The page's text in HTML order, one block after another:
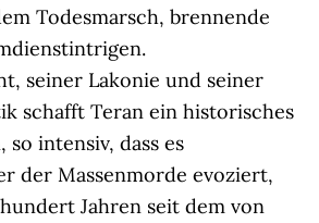
Todesmarsch, brennende
seiner Lakonie und seiner
schafft Teran ein historisches
intensiv, dass es
der Massenmorde evoziert,
Jahren seit dem von